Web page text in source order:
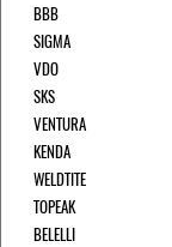
BBB
SIGMA
VDO
SKS
VENTURA
KENDA
WELDTITE
TOPEAK
BELELLI